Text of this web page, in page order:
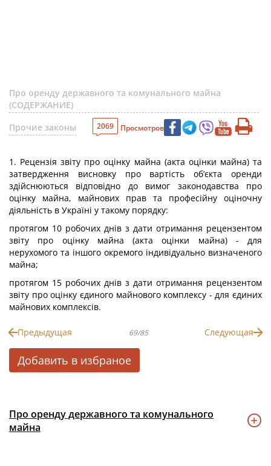
Про оренду державного та комунального майна
(СОДЕРЖАНИЕ)
Прочие законы
2069 Просмотров
1. Рецензія звіту про оцінку майна (акта оцінки майна) та
затвердження висновку про вартість об’єкта оренди
здійснюються відповідно до вимог законодавства про
оцінку майна, майнових прав та професійну оціночну
діяльність в Україні у такому порядку:
протягом 10 робочих днів з дати отримання рецензентом
звіту про оцінку майна (акта оцінки майна) - для
нерухомого та іншого окремого індивідуально визначеного
майна;
протягом 15 робочих днів з дати отримання рецензентом
звіту про оцінку єдиного майнового комплексу - для єдиних
майнових комплексів.
Предыдущая 69/85 Следующая
Добавить в избраное
Про оренду державного та комунального
майна